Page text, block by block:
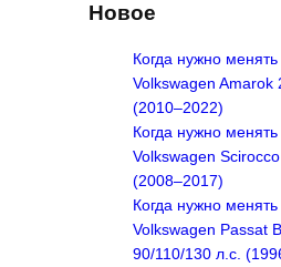
c
Новое
Когда нужно менять
Volkswagen Amarok
(2010–2022)
Когда нужно менять
Volkswagen
(2008–2017)
Когда нужно менять
Volkswagen Passat
90/110/130 л.с.